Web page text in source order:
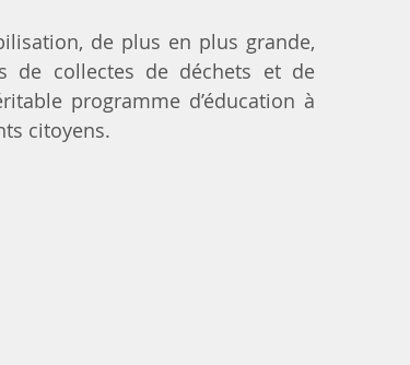
de plus en plus grande,
de collectes de déchets et de
programme d’éducation à
citoyens.